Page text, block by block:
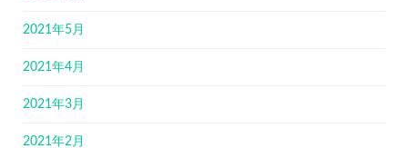
2021年5月
2021年4月
2021年3月
2021年2月